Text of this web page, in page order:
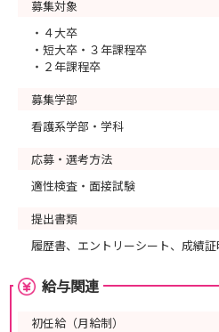
募集対象
・４大卒
・短大卒・３年課程卒
・２年課程卒
募集学部
看護系学部・学科
応募・選考方法
適性検査・面接試験
提出書類
履歴書、エントリーシート、成績
給与関連
初任給（月給制）